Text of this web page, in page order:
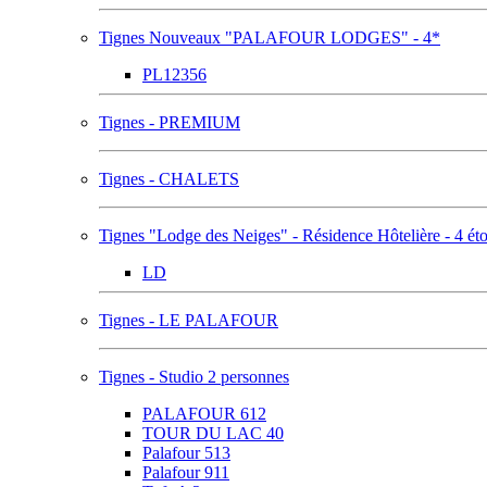
Tignes Nouveaux "PALAFOUR LODGES" - 4*
PL12356
Tignes - PREMIUM
Tignes - CHALETS
Tignes "Lodge des Neiges" - Résidence Hôtelière - 4
LD
Tignes - LE PALAFOUR
Tignes - Studio 2 personnes
PALAFOUR 612
TOUR DU LAC 40
Palafour 513
Palafour 911